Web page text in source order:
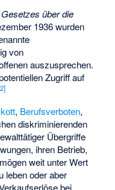
über die
1936 wurden
von
auszusprechen.
Zugriff auf
]
, Berufsverboten,
diskriminierenden
Übergriffe
ihren Betrieb,
weit unter Wert
leben oder aber
bei